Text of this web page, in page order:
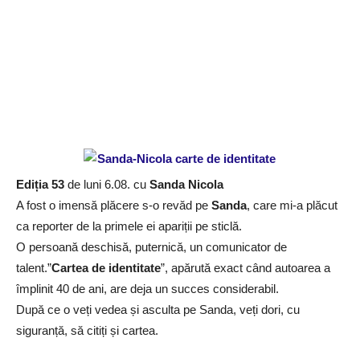
Ediția 53 de luni 6.08. cu Sanda Nicola
A fost o imensă plăcere s-o revăd pe Sanda, care mi-a plăcut
ca reporter de la primele ei apariții pe sticlă.
O persoană deschisă, puternică, un comunicator de
talent.”Cartea de identitate”, apărută exact când autoarea a
împlinit 40 de ani, are deja un succes considerabil.
După ce o veți vedea și asculta pe Sanda, veți dori, cu
siguranță, să citiți și cartea.